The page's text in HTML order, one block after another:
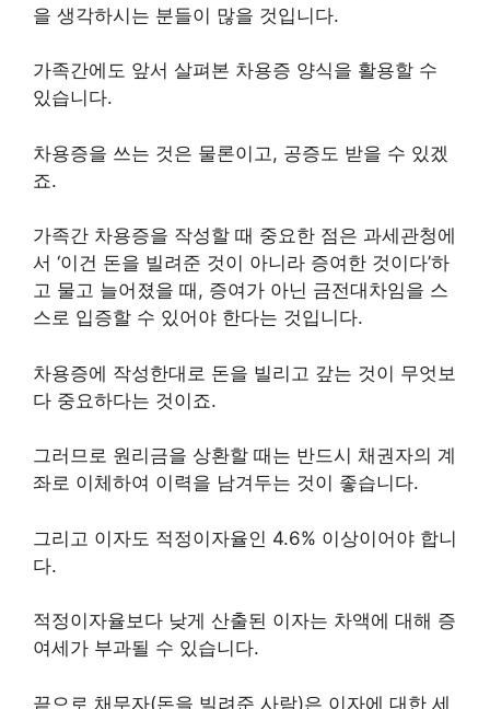
을 생각하시는 분들이 많을 것입니다.
가족간에도 앞서 살펴본 차용증 양식을 활용할 수
있습니다.
차용증을 쓰는 것은 물론이고, 공증도 받을 수 있겠
죠.
가족간 차용증을 작성할 때 중요한 점은 과세관청에
서 ‘이건 돈을 빌려준 것이 아니라 증여한 것이다’하
고 물고 늘어졌을 때, 증여가 아닌 금전대차임을 스
스로 입증할 수 있어야 한다는 것입니다.
차용증에 작성한대로 돈을 빌리고 갚는 것이 무엇보
다 중요하다는 것이죠.
그러므로 원리금을 상환할 때는 반드시 채권자의 계
좌로 이체하여 이력을 남겨두는 것이 좋습니다.
그리고 이자도 적정이자율인 4.6% 이상이어야 합니
다.
적정이자율보다 낮게 산출된 이자는 차액에 대해 증
여세가 부과될 수 있습니다.
끝으로 채무자(돈을 빌려준 사람)은 이자에 대한 세